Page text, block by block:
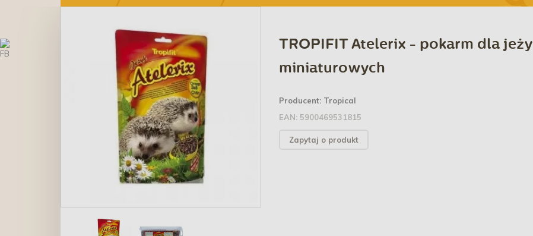
TROPIFIT Atelerix - pokarm dla jeży
miniaturowych
Producent: Tropical
EAN: 5900469531815
Zapytaj o produkt